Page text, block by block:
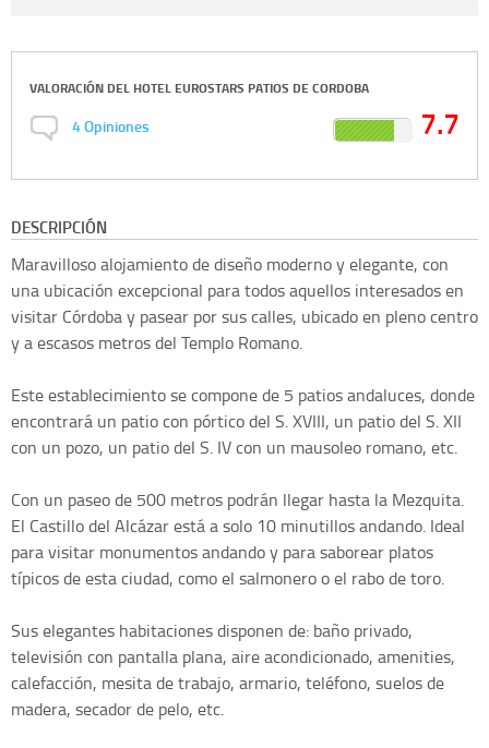
VALORACIÓN DEL HOTEL EUROSTARS PATIOS DE CORDOBA
4Opiniones 7.7
DESCRIPCIÓN
Maravilloso alojamiento de diseño moderno y elegante, con
una ubicación excepcional para todos aquellos interesados en
visitar Córdoba y pasear por sus calles, ubicado en pleno centro
y a escasos metros del Templo Romano.
Este establecimiento se compone de 5 patios andaluces, donde
encontrará un patio con pórtico del S. XVIII, un patio del S. XII
con un pozo, un patio del S. IV con un mausoleo romano, etc.
Con un paseo de 500 metros podrán llegar hasta la Mezquita.
El Castillo del Alcázar está a solo 10 minutillos andando. Ideal
para visitar monumentos andando y para saborear platos
típicos de esta ciudad, como el salmonero o el rabo de toro.
Sus elegantes habitaciones disponen de: baño privado,
televisión con pantalla plana, aire acondicionado, amenities,
calefacción, mesita de trabajo, armario, teléfono, suelos de
madera, secador de pelo, etc.